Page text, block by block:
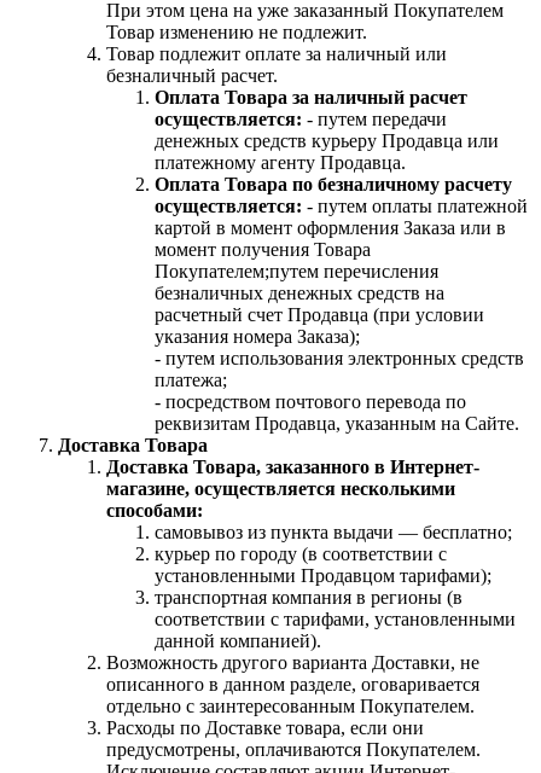
При этом цена на уже заказанный Покупателем
Товар изменению не подлежит.
Товар подлежит оплате за наличный или
безналичный расчет.
Оплата Товара за наличный расчет
осуществляется: - путем передачи
денежных средств курьеру Продавца или
платежному агенту Продавца.
Оплата Товара по безналичному расчету
осуществляется: - путем оплаты платежной
картой в момент оформления Заказа или в
момент получения Товара
Покупателем;путем перечисления
безналичных денежных средств на
расчетный счет Продавца (при условии
указания номера Заказа);
- путем использования электронных средств
платежа;
- посредством почтового перевода по
реквизитам Продавца, указанным на Сайте.
Доставка Товара
Доставка Товара, заказанного в Интернет-
магазине, осуществляется несколькими
способами:
самовывоз из пункта выдачи — бесплатно;
курьер по городу (в соответствии с
установленными Продавцом тарифами);
транспортная компания в регионы (в
соответствии с тарифами, установленными
данной компанией).
Возможность другого варианта Доставки, не
описанного в данном разделе, оговаривается
отдельно с заинтересованным Покупателем.
Расходы по Доставке товара, если они
предусмотрены, оплачиваются Покупателем.